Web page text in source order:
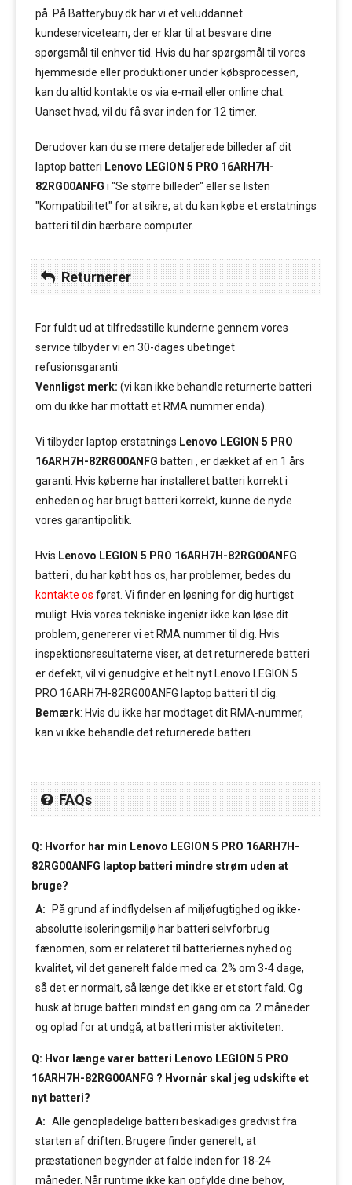
på. På Batterybuy.dk har vi et veluddannet
kundeserviceteam, der er klar til at besvare dine
spørgsmål til enhver tid. Hvis du har spørgsmål til vores
hjemmeside eller produktioner under købsprocessen,
kan du altid kontakte os via e-mail eller online chat.
Uanset hvad, vil du få svar inden for 12 timer.
Derudover kan du se mere detaljerede billeder af dit
laptop batteri Lenovo LEGION 5 PRO 16ARH7H-
82RG00ANFG i "Se større billeder" eller se listen
"Kompatibilitet" for at sikre, at du kan købe et erstatnings
batteri til din bærbare computer.
Returnerer
For fuldt ud at tilfredsstille kunderne gennem vores
service tilbyder vi en 30-dages ubetinget
refusionsgaranti.
Vennligst merk: (vi kan ikke behandle returnerte batteri
om du ikke har mottatt et RMA nummer enda).
Vi tilbyder laptop erstatnings Lenovo LEGION 5 PRO
16ARH7H-82RG00ANFG batteri , er dækket af en 1 års
garanti. Hvis køberne har installeret batteri korrekt i
enheden og har brugt batteri korrekt, kunne de nyde
vores garantipolitik.
Hvis Lenovo LEGION 5 PRO 16ARH7H-82RG00ANFG
batteri , du har købt hos os, har problemer, bedes du
kontakte os først. Vi finder en løsning for dig hurtigst
muligt. Hvis vores tekniske ingeniør ikke kan løse dit
problem, genererer vi et RMA nummer til dig. Hvis
inspektionsresultaterne viser, at det returnerede batteri
er defekt, vil vi genudgive et helt nyt Lenovo LEGION 5
PRO 16ARH7H-82RG00ANFG laptop batteri til dig.
Bemærk: Hvis du ikke har modtaget dit RMA-nummer,
kan vi ikke behandle det returnerede batteri.
FAQs
Q: Hvorfor har min Lenovo LEGION 5 PRO 16ARH7H-
82RG00ANFG laptop batteri mindre strøm uden at
bruge?
A:
På grund af indflydelsen af miljøfugtighed og ikke-
absolutte isoleringsmiljø har batteri selvforbrug
fænomen, som er relateret til batteriernes nyhed og
kvalitet, vil det generelt falde med ca. 2% om 3-4 dage,
så det er normalt, så længe det ikke er et stort fald. Og
husk at bruge batteri mindst en gang om ca. 2 måneder
og oplad for at undgå, at batteri mister aktiviteten.
Q: Hvor længe varer batteri Lenovo LEGION 5 PRO
16ARH7H-82RG00ANFG ? Hvornår skal jeg udskifte et
nyt batteri?
A: Alle genopladelige batteri beskadiges gradvist fra
starten af driften. Brugere finder generelt, at
præstationen begynder at falde inden for 18-24
måneder. Når runtime ikke kan opfylde dine behov,